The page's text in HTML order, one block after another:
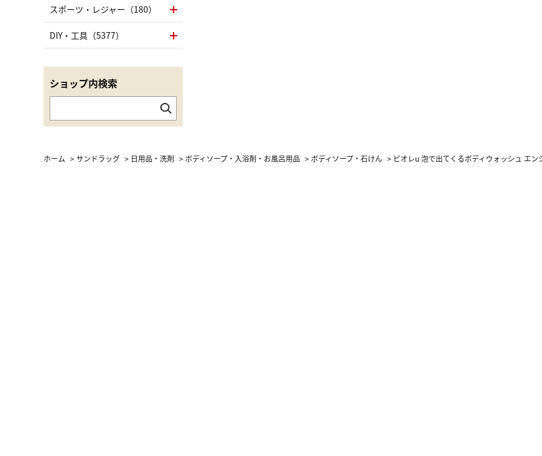
スポーツ・レジャー（180）
DIY・工具（5377）
ショップ内検索
ホーム >サンドラッグ > 日用品・洗剤 > ボディソープ・入浴剤・お風呂用品 > ボディソープ・石けん > ビオレu 泡で出てくるボディウォッシュ エ